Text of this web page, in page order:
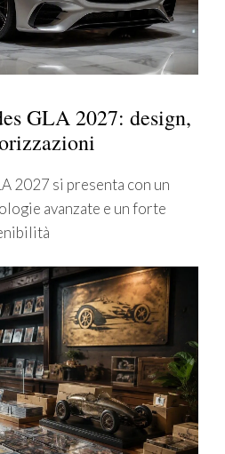
GLA 2027: design,
2027 si presenta con un
avanzate e un forte